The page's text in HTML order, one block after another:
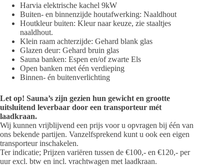
Harvia elektrische kachel 9kW
Buiten- en binnenzijde houtafwerking: Naaldhout
Houtkleur buiten: Kleur naar keuze, zie staaltjes
naaldhout.
Klein raam achterzijde: Gehard blank glas
Glazen deur: Gehard bruin glas
Sauna banken: Espen en/of zwarte Els
Open banken met één verdieping
Binnen- én buitenverlichting
Let op! Sauna’s zijn gezien hun gewicht en grootte
uitsluitend leverbaar door een transporteur mét
laadkraan.
Wij kunnen vrijblijvend een prijs voor u opvragen bij één van
ons bekende partijen. Vanzelfsprekend kunt u ook een eigen
transporteur inschakelen.
Ter indicatie; Prijzen variëren tussen de €100,- en €120,- per
uur excl. btw en incl. vrachtwagen met laadkraan.